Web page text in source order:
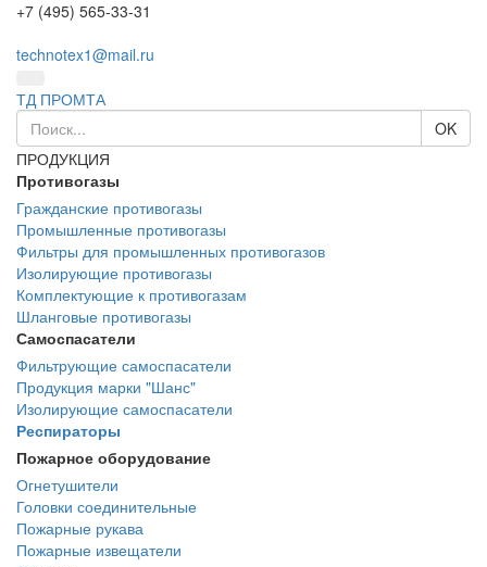
+7 (495) 565-33-31
technotex1@mail.ru
ТД ПРОМТА
OK
ПРОДУКЦИЯ
Противогазы
Гражданские противогазы
Промышленные противогазы
Фильтры для промышленных противогазов
Изолирующие противогазы
Комплектующие к противогазам
Шланговые противогазы
Самоспасатели
Фильтрующие самоспасатели
Продукция марки "Шанс"
Изолирующие самоспасатели
Респираторы
Пожарное оборудование
Огнетушители
Головки соединительные
Пожарные рукава
Пожарные извещатели